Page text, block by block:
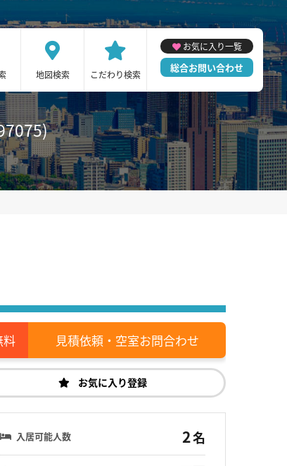
地図検索 こだわり検索
お気に入り一覧
総合お問い合わせ
見積依頼・空室お問合わせ
お気に入り登録
入居可能人数 2名